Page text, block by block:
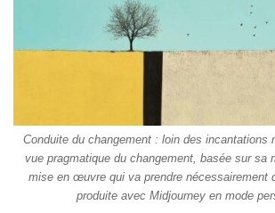
Conduite du changement : loin des incantations
vue pragmatique du changement, basée sur sa
mise en œuvre qui va prendre
produite avec Midjourney en mode